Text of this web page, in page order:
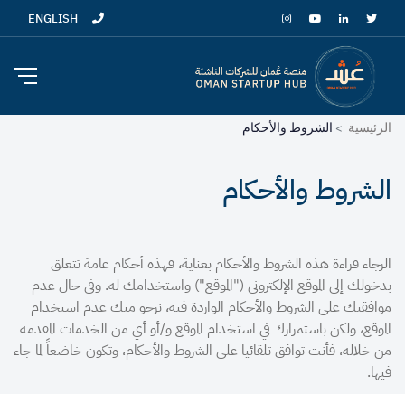
ENGLISH
الرئيسية الشروط والأحكام
الشروط والأحكام
الرجاء قراءة هذه الشروط والأحكام بعناية، فهذه أحكام عامة تتعلق
بدخولك إلى الموقع الإلكتروني ("الموقع") واستخدامك له. وفي حال عدم
موافقتك على الشروط والأحكام الواردة فيه، نرجو منك عدم استخدام
الموقع، ولكن باستمرارك في استخدام الموقع و/أو أي من الخدمات المقدمة
من خلاله، فأنت توافق تلقائيا على الشروط والأحكام، وتكون خاضعاً لما جاء
فيها.